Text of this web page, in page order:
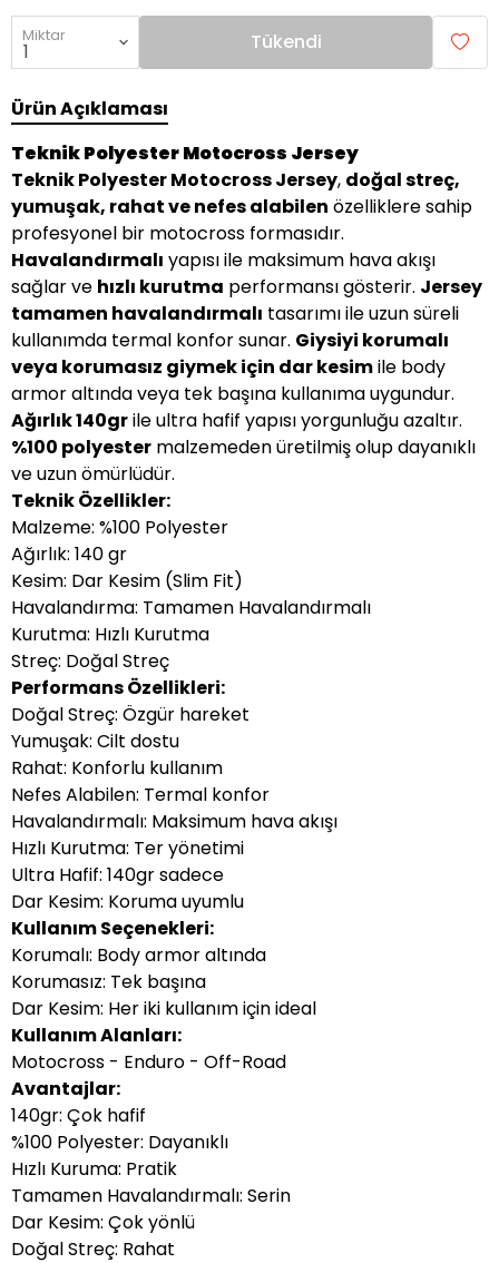
Miktar Tükendi
Ürün Açıklaması
Teknik Polyester Motocross Jersey
Teknik Polyester Motocross Jersey, doğal streç,
yumuşak, rahat ve nefes alabilen özelliklere sahip
profesyonel bir motocross formasıdır.
Havalandırmalı yapısı ile maksimum hava akışı
sağlar ve hızlı kurutma performansı gösterir. Jersey
tamamen havalandırmalı tasarımı ile uzun süreli
kullanımda termal konfor sunar. Giysiyi korumalı
veya korumasız giymek için dar kesimile body
armor altında veya tek başına kullanıma uygundur.
Ağırlık 140grile ultra hafif yapısı yorgunluğu azaltır.
%100 polyester malzemeden üretilmiş olup dayanıklı
ve uzun ömürlüdür.
Teknik Özellikler:
Malzeme: %100 Polyester
Ağırlık: 140 gr
Kesim: Dar Kesim (Slim Fit)
Havalandırma: Tamamen Havalandırmalı
Kurutma: Hızlı Kurutma
Streç: Doğal Streç
Performans Özellikleri:
Doğal Streç: Özgür hareket
Yumuşak: Cilt dostu
Rahat: Konforlu kullanım
Nefes Alabilen: Termal konfor
Havalandırmalı: Maksimum hava akışı
Hızlı Kurutma: Ter yönetimi
Ultra Hafif: 140gr sadece
Dar Kesim: Koruma uyumlu
Kullanım Seçenekleri:
Korumalı: Body armor altında
Korumasız: Tek başına
Dar Kesim: Her iki kullanım için ideal
Kullanım Alanları:
Motocross - Enduro - Off-Road
Avantajlar:
140gr: Çok hafif
%100 Polyester: Dayanıklı
Hızlı Kuruma: Pratik
Tamamen Havalandırmalı: Serin
Dar Kesim: Çok yönlü
Doğal Streç: Rahat